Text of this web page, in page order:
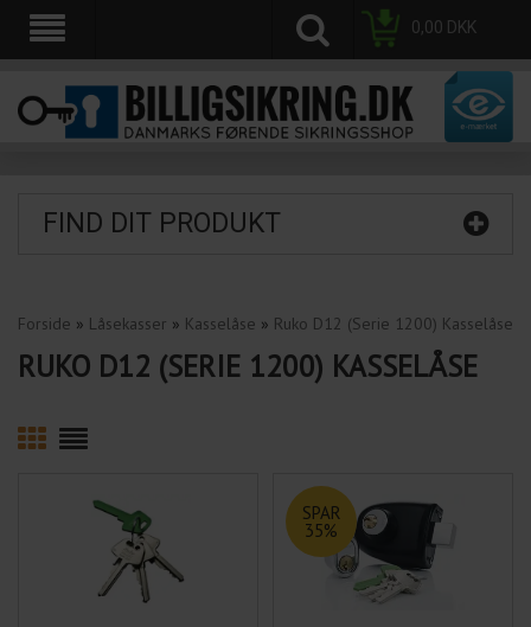
0,00 DKK
FIND DIT PRODUKT
Forside » Låsekasser » Kasselåse » Ruko D12 (Serie 1200) Kasselåse
RUKO D12 (SERIE 1200) KASSELÅSE
SPAR
35%